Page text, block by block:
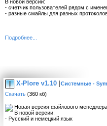
В новой версии:
- счетчик пользователей рядом с
- разные смайлы для разных
Подробнее...
X-Plore v1.10 |Системные -
Скачать (360 кб)
Новая версия файлового
В новой версии:
- Русский и немецкий язык